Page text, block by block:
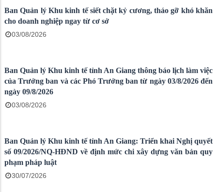
Phát triển xanh – chìa khóa hội nhập bền vững